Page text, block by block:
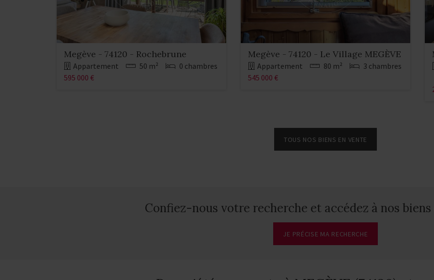
Megève - 74120 - Rochebrune
Appartement 50 m²
0 chambres
595 000 €
Megève - 74120 - Le Village MEGÈVE
Appartement 80 m²
3 chambres
545 000 €
TOUS NOS BIENS EN VENTE
Confiez-nous votre recherche et accédez à nos
JE PRÉCISE MA RECHERCHE